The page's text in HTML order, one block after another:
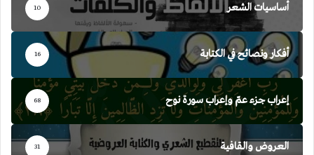
أساسيات الشعر 10
أفكار ونصائح في الكتابة 16
إعراب جزء عمّ وإعراب سورة نوح 68
العروض والقافية 31